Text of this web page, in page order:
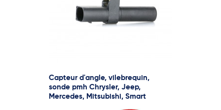
Capteur d'angle, vilebrequin,
sonde pmh Chrysler, Jeep,
Mercedes, Mitsubishi, Smart